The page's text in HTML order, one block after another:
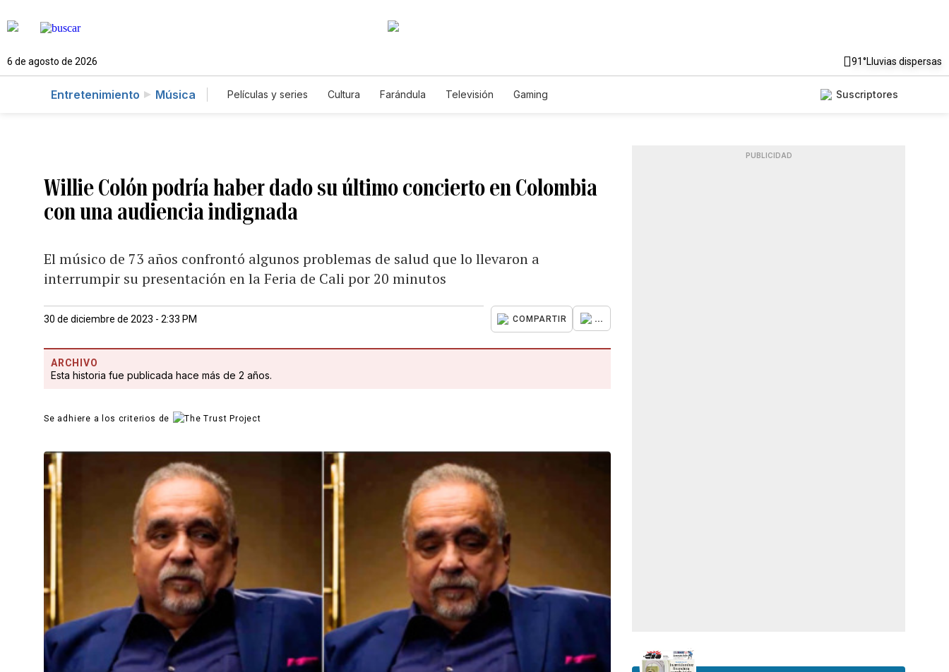
6 de agosto de 2026 91°Lluvias dispersas
Entretenimiento Música Películas y series Cultura Farándula Televisión Gaming Suscriptores
Willie Colón podría haber dado su último concierto en Colombia
con una audiencia indignada
El músico de 73 años confrontó algunos problemas de salud que lo llevaron a
interrumpir su presentación en la Feria de Cali por 20 minutos
30 de diciembre de 2023 - 2:33 PM COMPARTIR ...
ARCHIVO
Esta historia fue publicada hace más de 2 años.
Se adhiere a los criterios de
PUBLICIDAD